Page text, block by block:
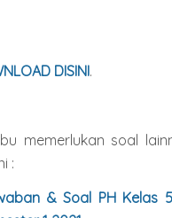
DISINI.
memerlukan soal
:
& Soal PH Kelas